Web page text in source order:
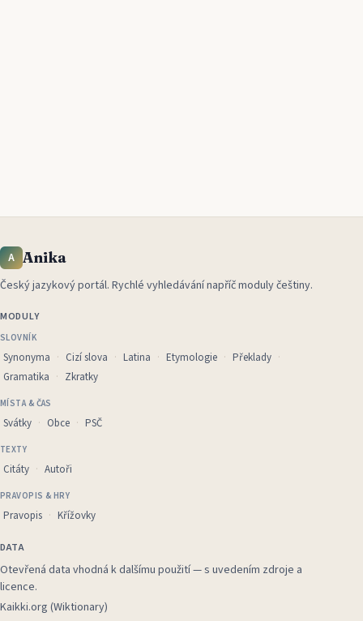
A Anika
Český jazykový portál. Rychlé vyhledávání napříč moduly češtiny.
MODULY
SLOVNÍK
Synonyma Cizí slova Latina Etymologie
Překlady
Gramatika
Zkratky
MÍSTA & ČAS
Svátky Obce PSČ
TEXTY
Citáty Autoři
PRAVOPIS & HRY
Pravopis Křížovky
DATA
Otevřená data vhodná k dalšímu použití — s uvedením zdroje a
licence.
Kaikki.org (Wiktionary)